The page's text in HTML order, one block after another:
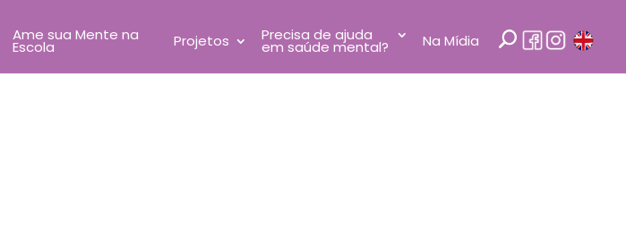
Ame sua Mente na
Escola Projetos Precisa de ajuda
em saúde mental? Na Mídia